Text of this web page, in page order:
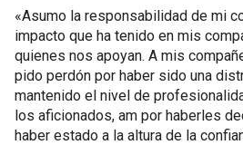
«Asumo la responsabilidad de mi
impacto que ha tenido en mis
quienes nos apoyan. A mis
pido perdón por haber sido una
mantenido el nivel de
los aficionados, am por haberles
haber estado a la altura de la